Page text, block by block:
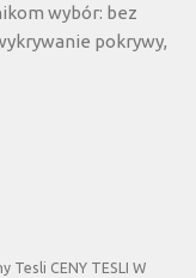
wybór: bez
pokrywy,
Tesli CENY TESLI W